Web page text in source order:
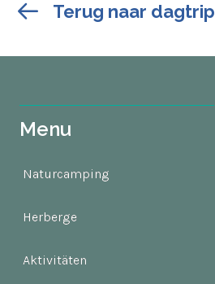
Terug naar
Menu
Naturcamping
Herberge
Aktivitäten